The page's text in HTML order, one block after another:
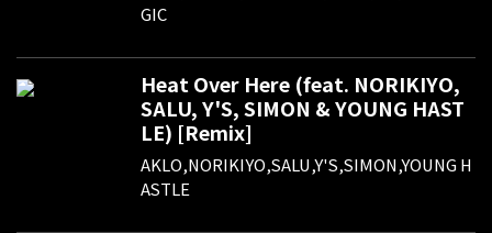
GIC
Heat Over Here (feat. NORIKIYO,
SALU, Y'S, SIMON & YOUNG HAST
LE) [Remix]
AKLO,NORIKIYO,SALU,Y'S,SIMON,YOUNG H
ASTLE